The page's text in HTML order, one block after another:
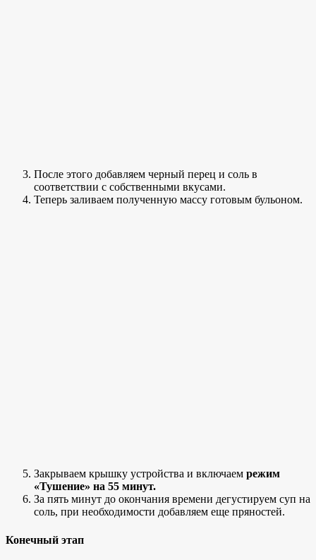
После этого добавляем черный перец и соль в
соответствии с собственными вкусами.
Теперь заливаем полученную массу готовым бульоном.
Закрываем крышку устройства и включаем режим
«Тушение» на 55 минут.
За пять минут до окончания времени дегустируем суп на
соль, при необходимости добавляем еще пряностей.
Конечный этап